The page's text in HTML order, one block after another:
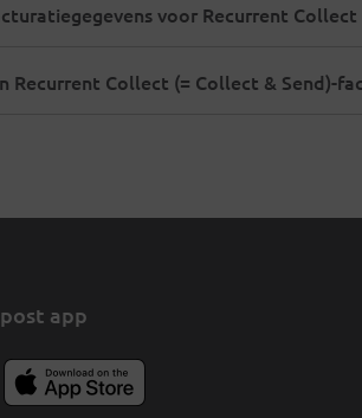
voor Recurrent Collect
Recurrent Collect (= Collect & Send)-
app